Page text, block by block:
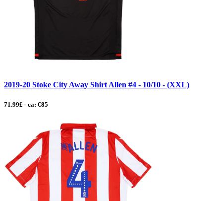
2019-20 Stoke City Away Shirt Allen #4 - 10/10 - (XXL)
71.99£ - ca: €85